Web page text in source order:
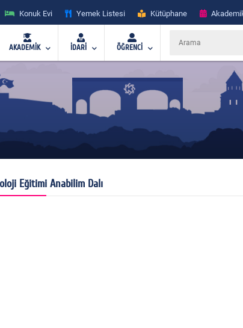
Konuk Evi Yemek Listesi Kütüphane
AKADEMİK İDARİ ÖĞRENCİ
Eğitimi Anabilim Dalı